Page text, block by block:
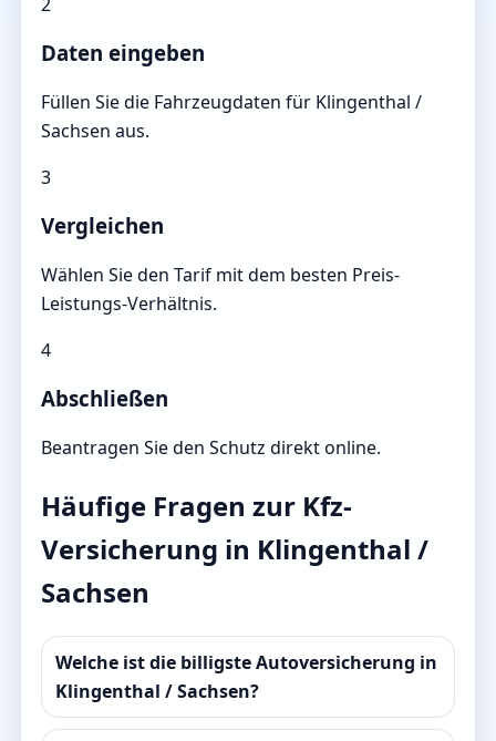
Daten eingeben
Füllen Sie die Fahrzeugdaten für Klingenthal /
Sachsen aus.
3
Vergleichen
Wählen Sie den Tarif mit dem besten Preis-
Leistungs-Verhältnis.
4
Abschließen
Beantragen Sie den Schutz direkt online.
Häufige Fragen zur Kfz-
Versicherung in Klingenthal /
Sachsen
Welche ist die billigste Autoversicherung in
Klingenthal / Sachsen?